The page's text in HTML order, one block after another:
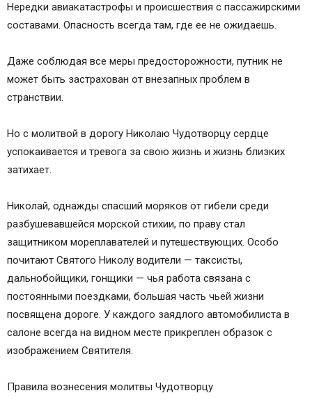
Нередки авиакатастрофы и происшествия с пассажирскими
составами. Опасность всегда там, где ее не ожидаешь.
Даже соблюдая все меры предосторожности, путник не
может быть застрахован от внезапных проблем в
странствии.
Но с молитвой в дорогу Николаю Чудотворцу сердце
успокаивается и тревога за свою жизнь и жизнь близких
затихает.
Николай, однажды спасший моряков от гибели среди
разбушевавшейся морской стихии, по праву стал
защитником мореплавателей и путешествующих. Особо
почитают Святого Николу водители — таксисты,
дальнобойщики, гонщики — чья работа связана с
постоянными поездками, большая часть чьей жизни
посвящена дороге. У каждого заядлого автомобилиста в
салоне всегда на видном месте прикреплен образок с
изображением Святителя.
Правила вознесения молитвы Чудотворцу